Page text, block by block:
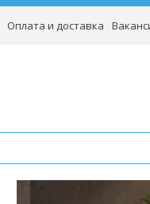
Оплата и доставка